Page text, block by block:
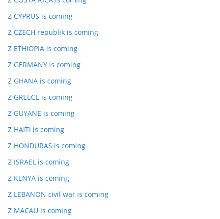
Z CYPRUS is coming
Z CZECH republik is coming
Z ETHIOPIA is coming
Z GERMANY is coming
Z GHANA is coming
Z GREECE is coming
Z GUYANE is coming
Z HAITI is coming
Z HONDURAS is coming
Z ISRAEL is coming
Z KENYA is coming
Z LEBANON civil war is coming
Z MACAU is coming